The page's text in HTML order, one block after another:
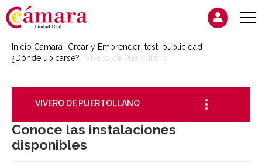
Inicio Cámara
Crear y Emprender_test_publicidad
¿Dónde ubicarse?
Vivero de Puertollano
VIVERO DE PUERTOLLANO
Conoce las instalaciones
disponibles